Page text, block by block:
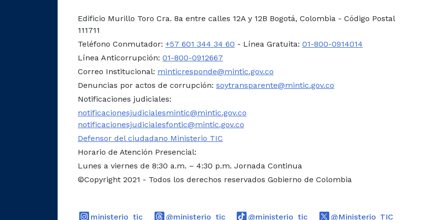
Edificio Murillo Toro Cra. 8a entre calles 12A y 12B Bogotá, Colombia - Código Postal
111711
Teléfono Conmutador: +57 601 344 34 60 - Línea Gratuita: 01-800-0914014
Línea Anticorrupción: 01-800-0912667
Correo Institucional: minticresponde@mintic.gov.co
Denuncias por actos de corrupción: soytransparente@mintic.gov.co
Notificaciones judiciales:
notificacionesjudicialesmintic@mintic.gov.co
notificacionesjudicialesfontic@mintic.gov.co
Defensor del ciudadano Ministerio TIC
Horario de Atención Presencial:
Lunes a viernes de 8:30 a.m. – 4:30 p.m. Jornada Continua
©Copyright 2021 - Todos los derechos reservados Gobierno de Colombia
ministerio_ticLogo Instagram
@ministerio_ticLogo Threads
@ministerio_ticLogo Tiktok@Ministerio_TICLogo